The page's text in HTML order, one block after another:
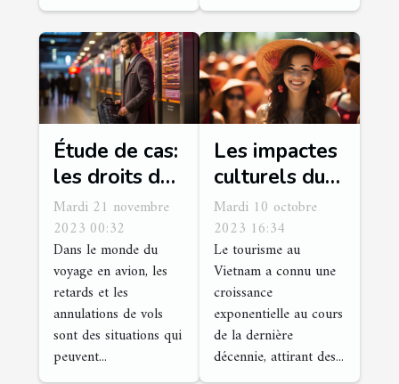
Étude de cas:
les droits des
passagers en
cas de retard
ou
d'annulation
de vol
Mardi 21 novembre
2023 00:32
Dans le monde du
voyage en avion, les
retards et les
annulations de vols
sont des situations qui
peuvent...
Les impactes
culturels du
tourisme au
Vietnam
Mardi 10 octobre
2023 16:34
Le tourisme au
Vietnam a connu une
croissance
exponentielle au cours
de la dernière
décennie, attirant des...